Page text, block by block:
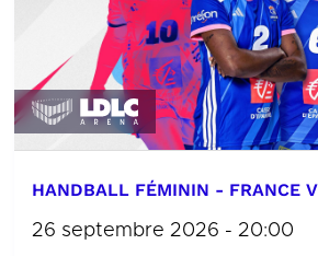
HANDBALL FÉMININ - FRANCE
26 septembre 2026 - 20:00